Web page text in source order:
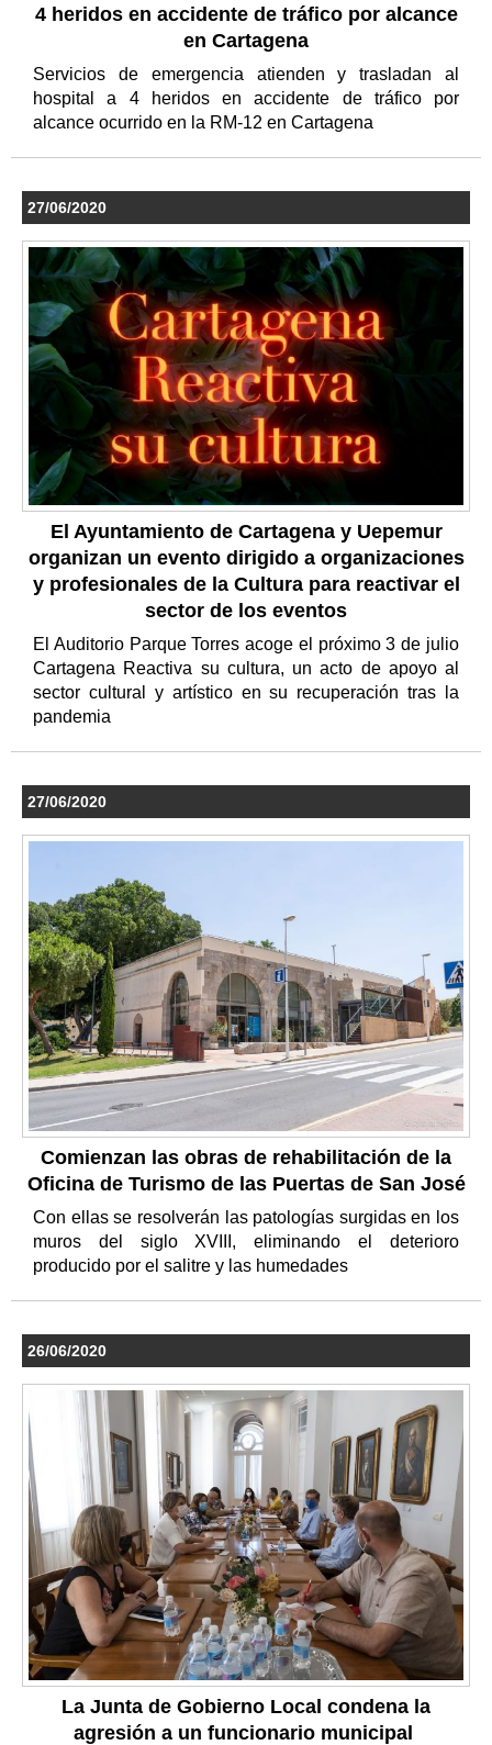
4 heridos en accidente de tráfico por alcance
en Cartagena
Servicios de emergencia atienden y trasladan al
hospital a 4 heridos en accidente de tráfico por
alcance ocurrido en la RM-12 en Cartagena
27/06/2020
El Ayuntamiento de Cartagena y Uepemur
organizan un evento dirigido a organizaciones
y profesionales de la Cultura para reactivar el
sector de los eventos
El Auditorio Parque Torres acoge el próximo 3 de julio
Cartagena Reactiva su cultura, un acto de apoyo al
sector cultural y artístico en su recuperación tras la
pandemia
27/06/2020
Comienzan las obras de rehabilitación de la
Oficina de Turismo de las Puertas de San José
Con ellas se resolverán las patologías surgidas en los
muros del siglo XVIII, eliminando el deterioro
producido por el salitre y las humedades
26/06/2020
La Junta de Gobierno Local condena la
agresión a un funcionario municipal